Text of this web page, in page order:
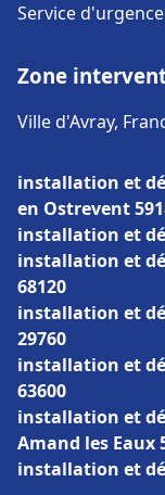
Service
Zone
Ville d'Avray,
installation et
en Ostrevent
installation et
installation et
68120
installation et
29760
installation et
63600
installation et
Amand les Eaux
installation et